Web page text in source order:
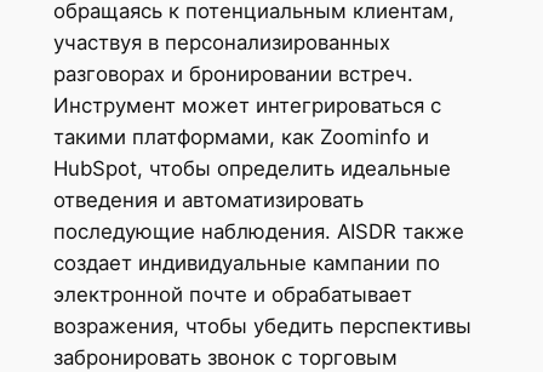
обращаясь к потенциальным клиентам,
участвуя в персонализированных
разговорах и бронировании встреч.
Инструмент может интегрироваться с
такими платформами, как Zoominfo и
HubSpot, чтобы определить идеальные
отведения и автоматизировать
последующие наблюдения. AISDR также
создает индивидуальные кампании по
электронной почте и обрабатывает
возражения, чтобы убедить перспективы
забронировать звонок с торговым